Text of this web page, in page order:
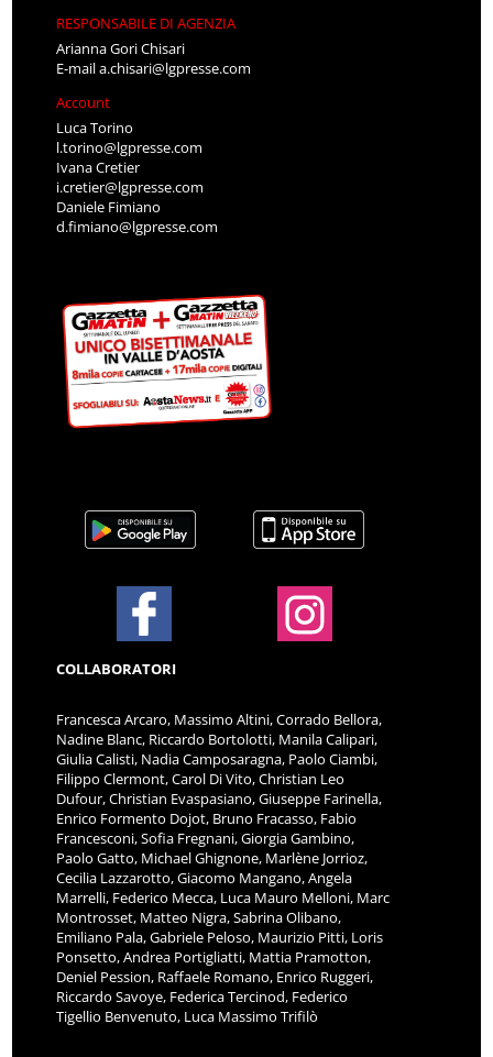
RESPONSABILE DI AGENZIA
Arianna Gori Chisari
E-maila.chisari@lgpresse.com
Account
Luca Torino
l.torino@lgpresse.com
Ivana Cretier
i.cretier@lgpresse.com
Daniele Fimiano
d.fimiano@lgpresse.com
COLLABORATORI
Francesca Arcaro, Massimo Altini, Corrado Bellora,
Nadine Blanc, Riccardo Bortolotti, Manila Calipari,
Giulia Calisti, Nadia Camposaragna, Paolo Ciambi,
Filippo Clermont, Carol Di Vito, Christian Leo
Dufour, Christian Evaspasiano, Giuseppe Farinella,
Enrico Formento Dojot, Bruno Fracasso, Fabio
Francesconi, Sofia Fregnani, Giorgia Gambino,
Paolo Gatto, Michael Ghignone, Marlène Jorrioz,
Cecilia Lazzarotto, Giacomo Mangano, Angela
Marrelli, Federico Mecca, Luca Mauro Melloni, Marc
Montrosset, Matteo Nigra, Sabrina Olibano,
Emiliano Pala, Gabriele Peloso, Maurizio Pitti, Loris
Ponsetto, Andrea Portigliatti, Mattia Pramotton,
Deniel Pession, Raffaele Romano, Enrico Ruggeri,
Riccardo Savoye, Federica Tercinod, Federico
Tigellio Benvenuto, Luca Massimo Trifilò